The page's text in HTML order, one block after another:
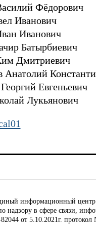
Фёдорович
Иванович
Иванович
Батырбиевич
Дмитриевич
Евгеньевич
Лукьянович
информационный центр
надзору в сфере связи,
от 5.10.2021г. протокол